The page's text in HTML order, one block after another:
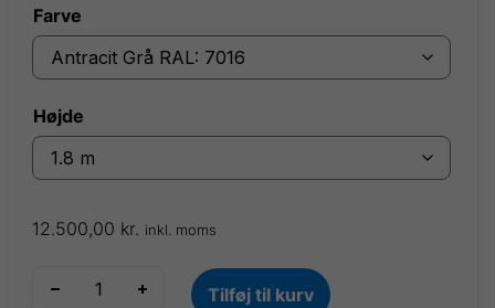
Farve
Højde
12.500,00 kr. inkl. moms
Modulhegn
Tilføj til kurv